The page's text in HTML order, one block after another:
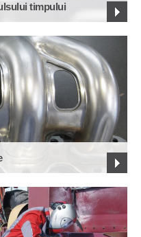
timpului